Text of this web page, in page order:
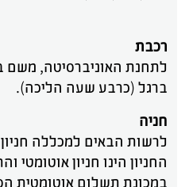
רכבת
ברגל (כרבע שעה הליכה).
חניה
החניון הינו חניון
במכונת תשלום אוטומטית